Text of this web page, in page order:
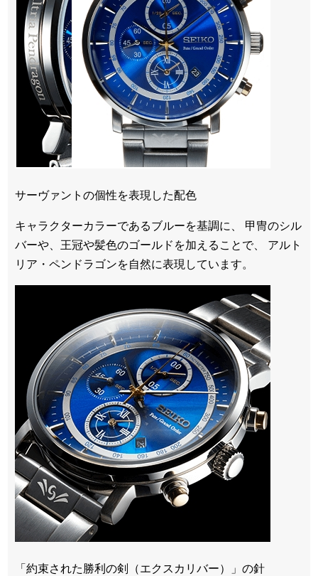
サーヴァントの個性を表現した配色
キャラクターカラーであるブルーを基調に、 甲冑のシル
バーや、王冠や髪色のゴールドを加えることで、 アルト
リア・ペンドラゴンを自然に表現しています。
「約束された勝利の剣（エクスカリバー）」の針